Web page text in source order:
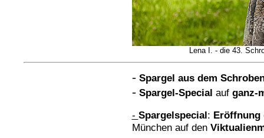
Lena I. - die 43.
- Spargel aus dem
- Spargel-Special auf ganz-
- Spargelspecial: Eröffnung
München auf den